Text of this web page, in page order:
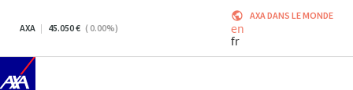
AXA 45.050 ( 0.00%)
AXA DANS LE MONDE
en
fr